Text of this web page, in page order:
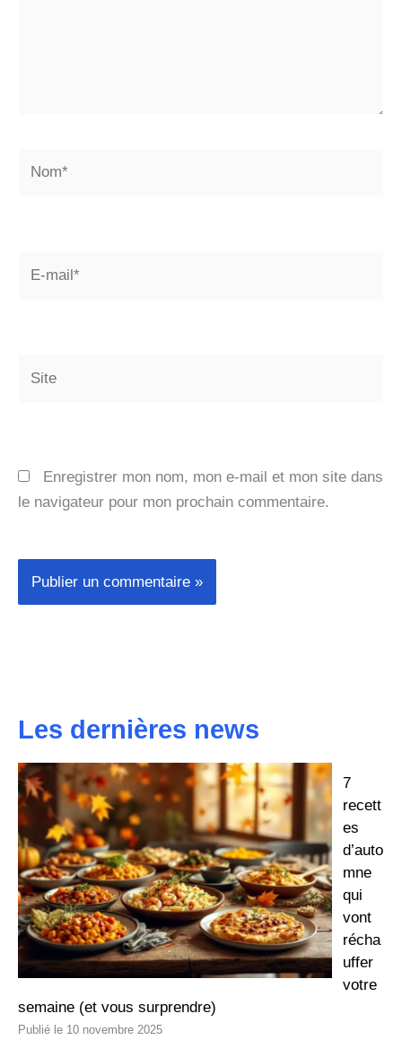
Enregistrer mon nom, mon e-mail et mon site dans
le navigateur pour mon prochain commentaire.
Les dernières news
7
recett
es
d’auto
mne
qui
vont
récha
uffer
votre
semaine (et vous surprendre)
10 novembre 2025